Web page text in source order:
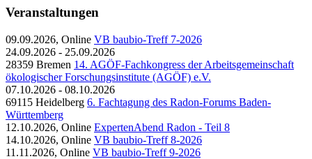
Veranstaltungen
09.09.2026, Online VB baubio-Treff 7-2026
24.09.2026 - 25.09.2026
28359 Bremen 14. AGÖF-Fachkongress der Arbeitsgemeinschaft
ökologischer Forschungsinstitute (AGÖF) e.V.
07.10.2026 - 08.10.2026
69115 Heidelberg 6. Fachtagung des Radon-Forums Baden-
Württemberg
12.10.2026, Online ExpertenAbend Radon - Teil 8
14.10.2026, Online VB baubio-Treff 8-2026
11.11.2026, Online VB baubio-Treff 9-2026